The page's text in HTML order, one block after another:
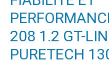
208 1.2 GT-
PURETECH